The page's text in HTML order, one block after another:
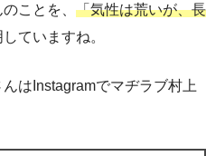
ことを、 「気性は荒いが、長
ていますね。
はInstagramでマヂラブ村上